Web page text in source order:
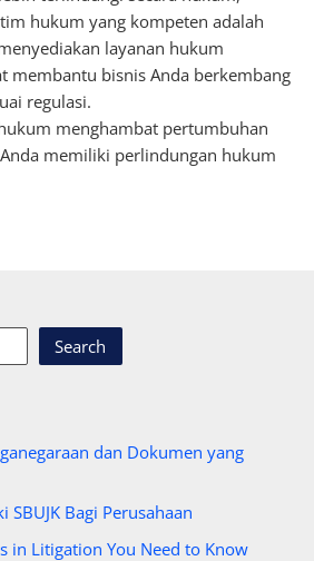
hukum yang kompeten adalah
layanan hukum
membantu bisnis Anda berkembang
regulasi.
menghambat pertumbuhan
memiliki perlindungan hukum
Search
dan Dokumen yang
Bagi Perusahaan
in Litigation You Need to Know